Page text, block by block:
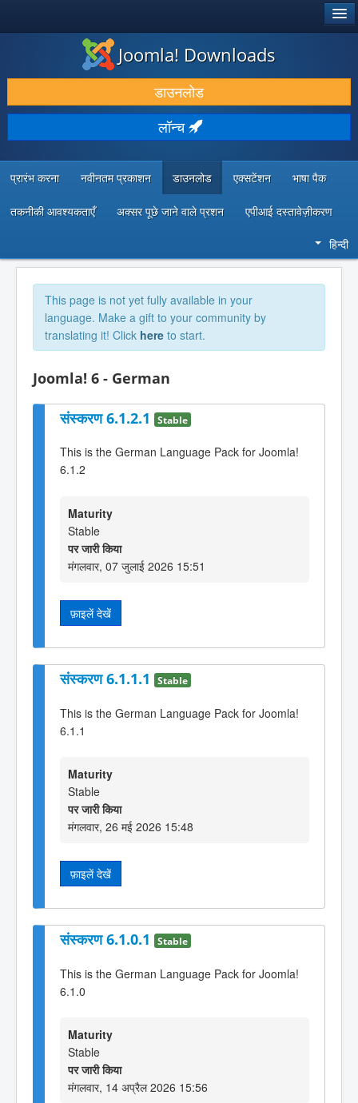
डाउनलोड करें और बढ़ाएं
खोजें और जानें
सामुदायिक समर्थन
डेवलपर संसाधन
Joomla! Downloads
डाउनलोड
लॉन्च
प्रारंभ करना नवीनतम प्रकाशन डाउनलोड एक्सटेंशन भाषा पैक
तकनीकी आवश्यकताएँ अक्सर पूछे जाने वाले प्रशन एपीआई दस्तावेज़ीकरण
हिन्दी
This page is not yet fully available in your
language. Make a gift to your community by
translating it! Click here to start.
Joomla! 6 - German
संस्करण 6.1.2.1 Stable
This is the German Language Pack for Joomla!
6.1.2
Maturity
Stable
पर जारी किया
मंगलवार, 07 जुलाई 2026 15:51
फ़ाइलें देखें
संस्करण 6.1.1.1 Stable
This is the German Language Pack for Joomla!
6.1.1
Maturity
Stable
पर जारी किया
मंगलवार, 26 मई 2026 15:48
फ़ाइलें देखें
संस्करण 6.1.0.1 Stable
This is the German Language Pack for Joomla!
6.1.0
Maturity
Stable
पर जारी किया
मंगलवार, 14 अप्रैल 2026 15:56